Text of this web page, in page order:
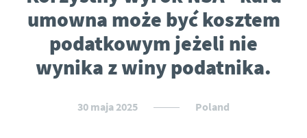
umowna może być kosztem
podatkowym jeżeli nie
wynika z winy podatnika.
30 maja 2025 Poland